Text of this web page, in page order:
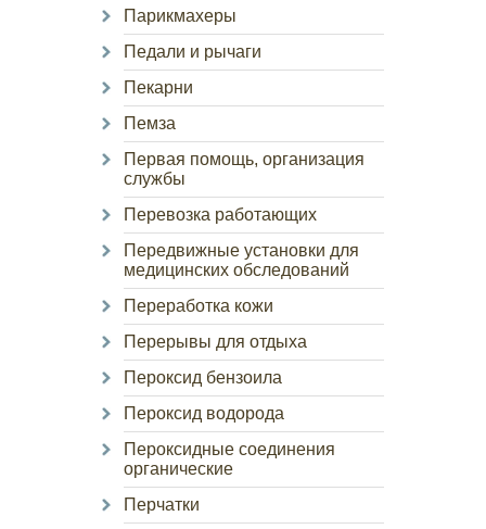
Парикмахеры
Педали и рычаги
Пекарни
Пемза
Первая помощь, организация
службы
Перевозка работающих
Передвижные установки для
медицинских обследований
Переработка кожи
Перерывы для отдыха
Пероксид бензоила
Пероксид водорода
Пероксидные соединения
органические
Перчатки